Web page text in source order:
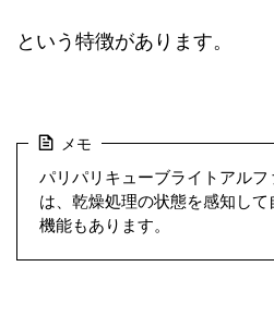
という特徴があります。
メモ
パリパリキューブライトアル
は、乾燥処理の状態を感知し
機能もあります。